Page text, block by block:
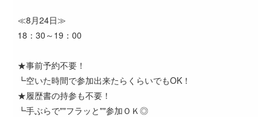
≪8月24日≫
18：30～19：00
★事前予約不要！
┗空いた時間で参加出来たらくらいでもOK！
★履歴書の持参も不要！
┗手ぶらで""フラッと""参加ＯＫ◎